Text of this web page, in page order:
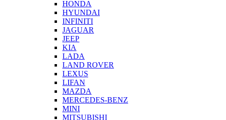
HONDA
HYUNDAI
INFINITI
JAGUAR
JEEP
KIA
LADA
LAND ROVER
LEXUS
LIFAN
MAZDA
MERCEDES-BENZ
MINI
MITSUBISHI